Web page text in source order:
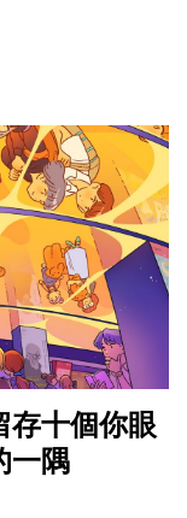
存十個你眼
一隅